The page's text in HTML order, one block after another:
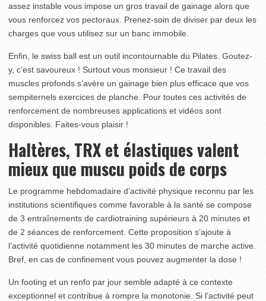
assez instable vous impose un gros travail de gainage alors que
vous renforcez vos pectoraux. Prenez-soin de diviser par deux les
charges que vous utilisez sur un banc immobile.
Enfin, le swiss ball est un outil incontournable du Pilates. Goutez-
y, c’est savoureux ! Surtout vous monsieur ! Ce travail des
muscles profonds s’avère un gainage bien plus efficace que vos
sempiternels exercices de planche. Pour toutes ces activités de
renforcement de nombreuses applications et vidéos sont
disponibles. Faites-vous plaisir !
Haltères, TRX et élastiques valent
mieux que muscu poids de corps
Le programme hebdomadaire d’activité physique reconnu par les
institutions scientifiques comme favorable à la santé se compose
de 3 entraînements de cardiotraining supérieurs à 20 minutes et
de 2 séances de renforcement. Cette proposition s’ajoute à
l’activité quotidienne notamment les 30 minutes de marche active.
Bref, en cas de confinement vous pouvez augmenter la dose !
Un footing et un renfo par jour semble adapté à ce contexte
exceptionnel et contribue à rompre la monotonie. Si l’activité peut